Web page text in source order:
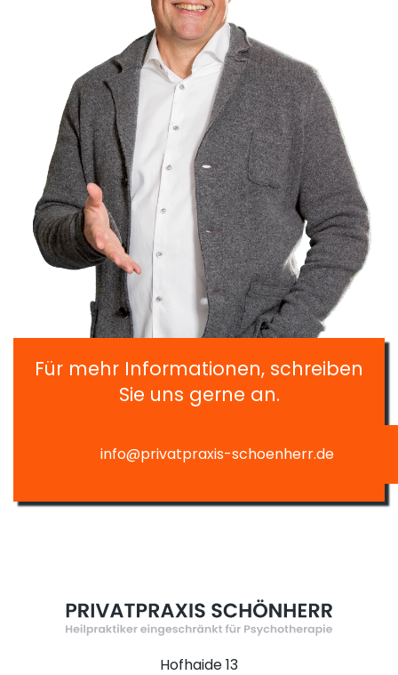
Für mehr Informationen, schreiben
Sie uns gerne an.
info@privatpraxis-schoenherr.de
Hofhaide 13